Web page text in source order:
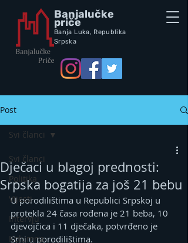
Banjalučke
priče
Banja Luka, Republika
Srpska
Post
Svi članci
Politika
Vijesti
Intervju
Kolumna
Svi članci
Dječaci u blagoj prednosti:
Srpska bogatija za još 21 bebu
U porodilištima u Republici Srpskoj u
protekla 24 časa rođena je 21 beba, 10
djevojčica i 11 dječaka, potvrđeno je
Srni u porodilištima.